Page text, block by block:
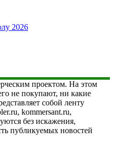
2026
проектом. На этом
не покупают, ни какие
собой ленту
kommersant.ru,
без искажения,
публикуемых новостей